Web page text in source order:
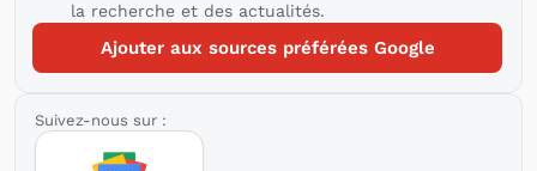
la recherche et des actualités.
Ajouter aux sources préférées Google
Suivez-nous sur :